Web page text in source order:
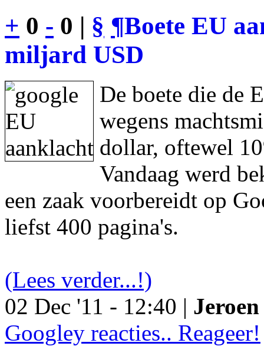
+ 0 - 0 | § ¶Boete EU
miljard USD
De boete die de
wegens
dollar, oftewel
Vandaag werd
een zaak voorbereidt op
liefst 400 pagina's.
(Lees verder...!)
02 Dec '11 - 12:40 |
Googley reacties.. Reageer!